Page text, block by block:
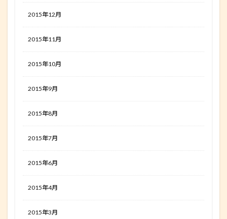
2015年12月
2015年11月
2015年10月
2015年9月
2015年8月
2015年7月
2015年6月
2015年4月
2015年3月